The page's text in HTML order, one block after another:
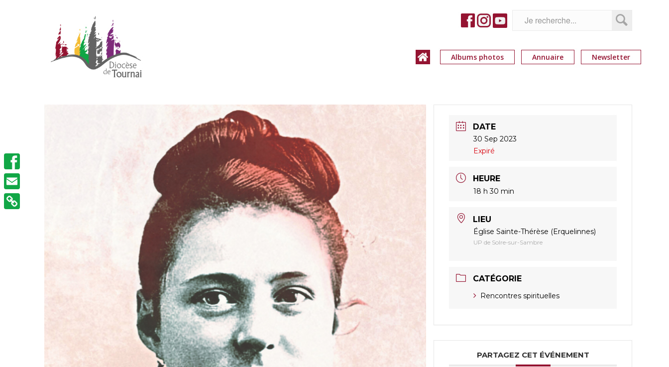
Albums photos Annuaire Newsletter
DATE
30 Sep 2023
Expiré
HEURE
18 h 30 min
LIEU
Église Sainte-Thérèse (Erquelinnes)
UP de Solre-sur-Sambre
CATÉGORIE
Rencontres spirituelles
PARTAGEZ CET ÉVÉNEMENT
Facebook
Email